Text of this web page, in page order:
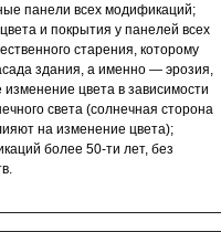
панели всех модификаций;
и покрытия у панелей всех
старения, которому
здания, а именно — эрозия,
изменение цвета в зависимости
света (солнечная сторона
на изменение цвета);
более 50-ти лет, без